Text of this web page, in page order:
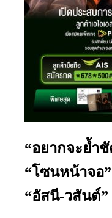
“อยากจะย้ำ
“โซนหน้าจอ
“อัสนี-วสันต์”